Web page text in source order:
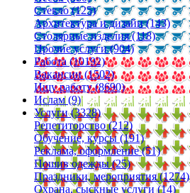
Стекло (125)
Архитектура и дизайн (143)
Столярные изделия (118)
Прочие услуги (904)
Работа (10192)
Вакансии (1502)
Ищу работу (8690)
Ислам (9)
Услуги (3328)
Репетиторство (212)
Обучение, курсы (191)
Реклама, оформление (51)
Пошив одежды (25)
Праздники, мероприятия (1274)
Охрана, сыскные услуги (14)